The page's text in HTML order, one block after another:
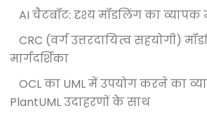
AI चैटबॉट: दृश्य मॉडलिंग का व्यापक
CRC (वर्ग उत्तरदायित्व सहयोगी)
मार्गदर्शिका
OCL का UML में उपयोग करने का
PlantUML उदाहरणों के साथ